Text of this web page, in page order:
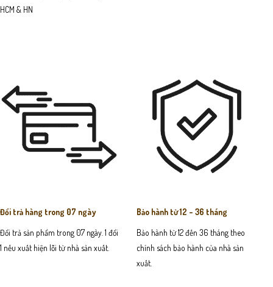
HCM & HN
Đổi trả hàng trong 07 ngày
Đổi trả sản phẩm trong 07 ngày. 1 đổi
1 nếu xuất hiện lỗi từ nhà sản xuất.
Bảo hành từ 12 - 36 tháng
Bảo hành từ 12 đến 36 tháng theo
chính sách bảo hành của nhà sản
xuất.